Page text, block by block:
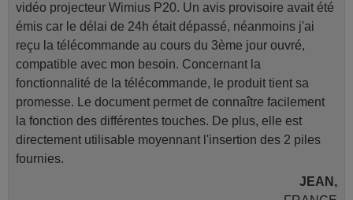
vidéo projecteur Wimius P20. Un avis provisoire avait été
émis car le délai de 24h était dépassé, néanmoins j'ai
reçu la télécommande au cours du 3ème jour ouvré,
compatible avec mon besoin. Concernant la
fonctionnalité de la télécommande, le produit tient sa
promesse. Le document permet de connaître facilement
la fonction des différentes touches. De plus, elle est
directement utilisable moyennant l'insertion des 2 piles
fournies.
JEAN,